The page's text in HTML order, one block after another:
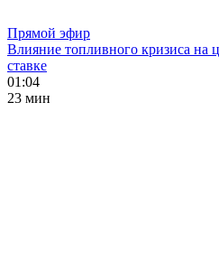
Прямой эфир
Влияние топливного кризиса на
ставке
01:04
23 мин